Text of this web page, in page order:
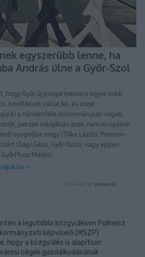
a legutóbbi közgyűlésen Pollreisz
képviselő (MSZP)
hogy a közgyűlés is alapítson
cégek gazdálkodásának